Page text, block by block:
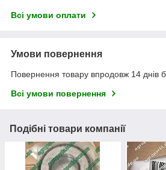
Всі умови оплати
Умови повернення
Повернення товару впродовж 14 днів
Всі умови повернення
Подібні товари компанії